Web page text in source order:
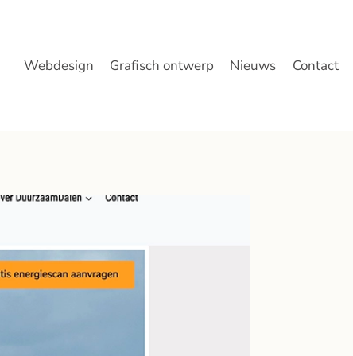
Webdesign Grafisch ontwerp Nieuws Contact